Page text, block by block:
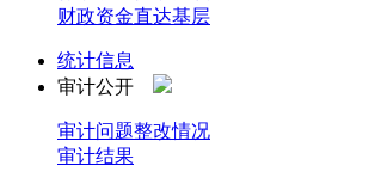
财政资金直达基层
统计信息
审计公开
审计问题整改情况
审计结果